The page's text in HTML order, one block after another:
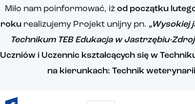
Miło nam poinformować, iż od początku
rokurealizujemy Projekt unijny pn. „Wysokiej
Technikum TEB Edukacja w Jastrzębiu-
Uczniów i Uczennic kształcących się w
na kierunkach: Technik